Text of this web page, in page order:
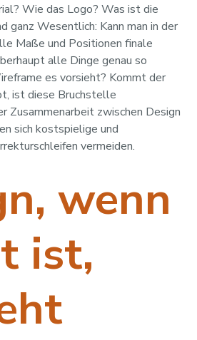
Wie das Logo? Was ist die
ganz Wesentlich: Kann man in der
Maße und Positionen finale
alle Dinge genau so
es vorsieht? Kommt der
ist diese Bruchstelle
Zusammenarbeit zwischen Design
sich kostspielige und
vermeiden.
wenn
ist,